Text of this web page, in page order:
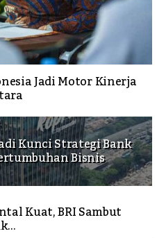
Jadi Motor Kinerja
Kunci Strategi Bank
Bisnis
Kuat, BRI Sambut